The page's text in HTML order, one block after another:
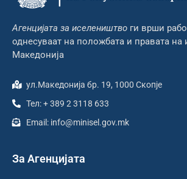
Агенцијата за иселеништво ги врши
однесуваат на положбата и правата на
Македонија
ул.Македонија бр. 19, 1000 Скопје
Тел: + 389 2 3118 633
Email: info@minisel.gov.mk
За Агенцијата